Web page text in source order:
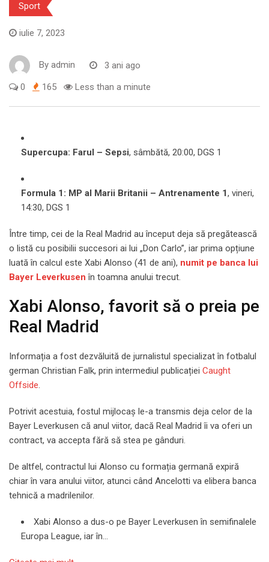
Sport
iulie 7, 2023
By admin 3 ani ago
0 165 Less than a minute
Supercupa: Farul – Sepsi, sâmbătă, 20:00, DGS 1
Formula 1: MP al Marii Britanii – Antrenamente 1, vineri,
14:30, DGS 1
Între timp, cei de la Real Madrid au început deja să pregătească
o listă cu posibilii succesori ai lui „Don Carlo”, iar prima opțiune
luată în calcul este Xabi Alonso (41 de ani), numit pe banca lui
Bayer Leverkusen în toamna anului trecut.
Xabi Alonso, favorit să o preia pe
Real Madrid
Informația a fost dezvăluită de jurnalistul specializat în fotbalul
german Christian Falk, prin intermediul publicației Caught
Offside.
Potrivit acestuia, fostul mijlocaș le-a transmis deja celor de la
Bayer Leverkusen că anul viitor, dacă Real Madrid îi va oferi un
contract, va accepta fără să stea pe gânduri.
De altfel, contractul lui Alonso cu formația germană expiră
chiar în vara anului viitor, atunci când Ancelotti va elibera banca
tehnică a madrilenilor.
Xabi Alonso a dus-o pe Bayer Leverkusen în semifinalele
Europa League, iar în…